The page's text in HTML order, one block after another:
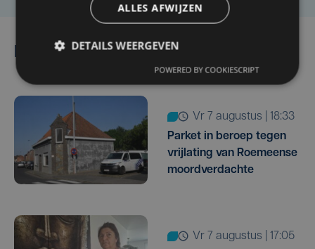
Lees ook
vr 7 augustus | 18:33
Parket in beroep tegen
vrijlating van Roemeense
moordverdachte
vr 7 augustus | 17:05
ALLES AFWIJZEN
DETAILS WEERGEVEN
POWERED BY COOKIESCRIPT